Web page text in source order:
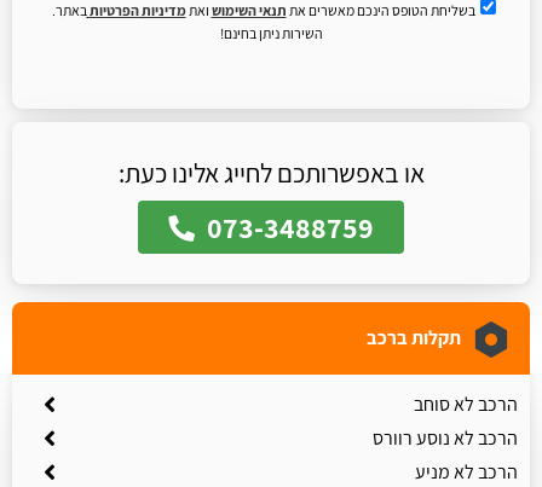
בשליחת הטופס הינכם מאשרים את תנאי השימוש ואתמדיניות הפרטיותבאתר.
השירות ניתן בחינם!
או באפשרותכם לחייג אלינו כעת:
073-3488759
תקלות ברכב
הרכב לא סוחב
הרכב לא נוסע רוורס
הרכב לא מניע